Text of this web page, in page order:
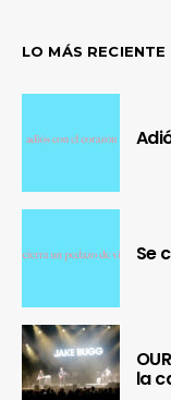
LO MÁS RECIENTE
Se
la